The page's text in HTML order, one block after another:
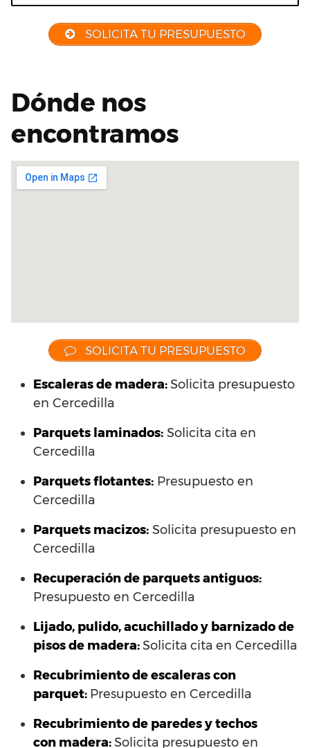
SOLICITA TU PRESUPUESTO
Dónde nos
encontramos
SOLICITA TU PRESUPUESTO
Escaleras de madera:Solicita presupuesto
en Cercedilla
Parquets laminados: Solicita cita en
Cercedilla
Parquets flotantes: Presupuesto en
Cercedilla
Parquets macizos: Solicita presupuesto en
Cercedilla
Recuperación de parquets antiguos:
Presupuesto en Cercedilla
Lijado, pulido, acuchillado y barnizado de
pisos de madera:Solicita cita en Cercedilla
Recubrimiento de escaleras con
parquet: Presupuesto en Cercedilla
Recubrimiento de paredes y techos
con madera:Solicita presupuesto en